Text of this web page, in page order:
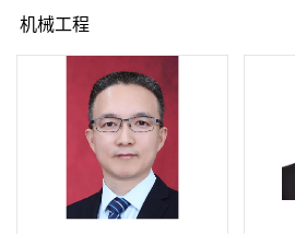
机械工程